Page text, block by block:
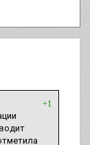
+1